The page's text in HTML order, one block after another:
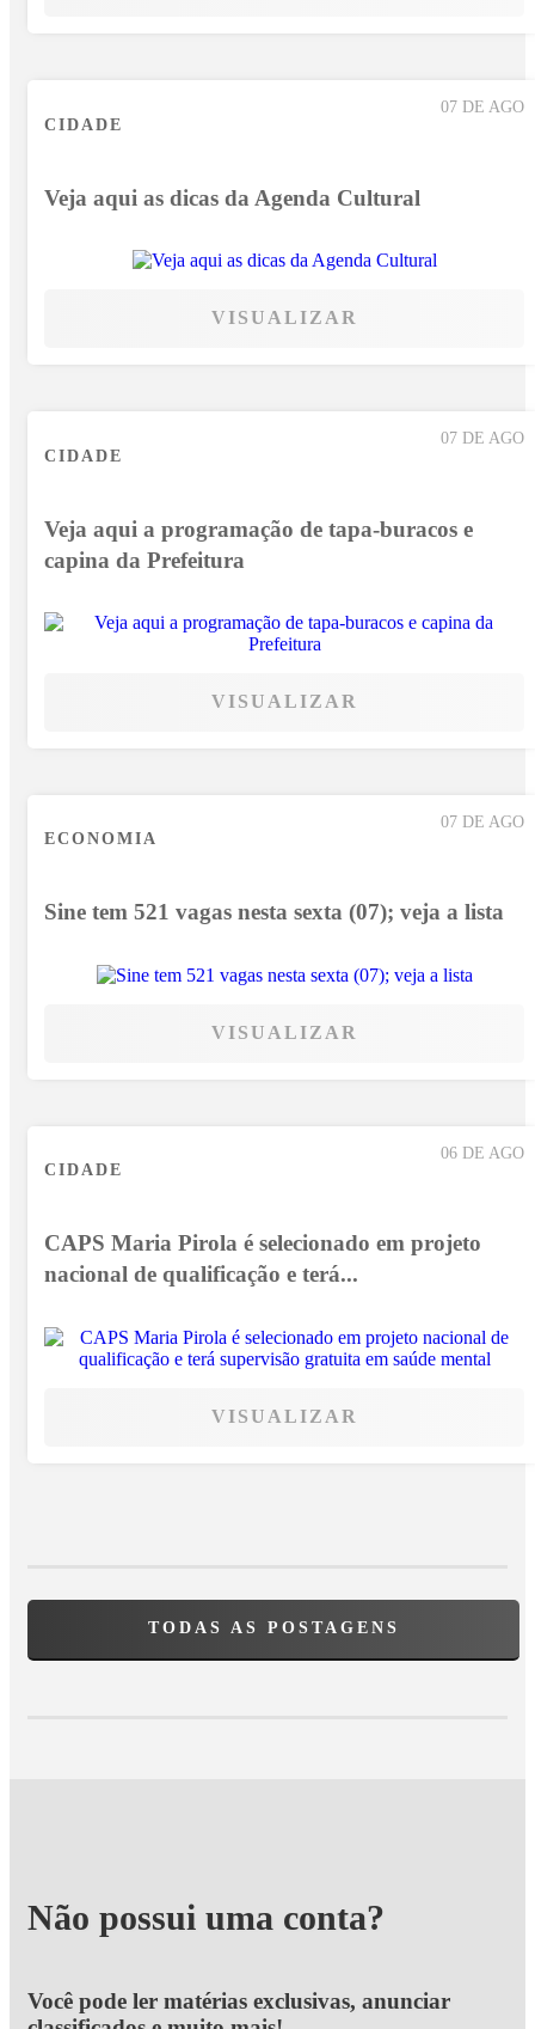
07 DE AGO
CIDADE
Veja aqui as dicas da Agenda Cultural
VISUALIZAR
07 DE AGO
CIDADE
Veja aqui a programação de tapa-buracos e
capina da Prefeitura
VISUALIZAR
07 DE AGO
ECONOMIA
Sine tem 521 vagas nesta sexta (07); veja a lista
VISUALIZAR
06 DE AGO
CIDADE
CAPS Maria Pirola é selecionado em projeto
nacional de qualificação e terá...
VISUALIZAR
TODAS AS POSTAGENS
Não possui uma conta?
Você pode ler matérias exclusivas, anunciar